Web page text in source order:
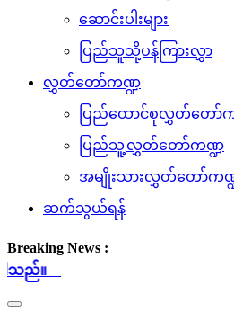
ဆောင်းပါးများ
ပြည်သူသို့ပန်ကြားလွှာ
လွှတ်တော်ကဏ္ဍ
ပြည်ထောင်စုလွှတ်တော်
ပြည်သူ့လွှတ်တော်ကဏ္ဍ
အမျိုးသားလွှတ်တော်ကဏ္
ဆက်သွယ်ရန်
Breaking News :
Toggle